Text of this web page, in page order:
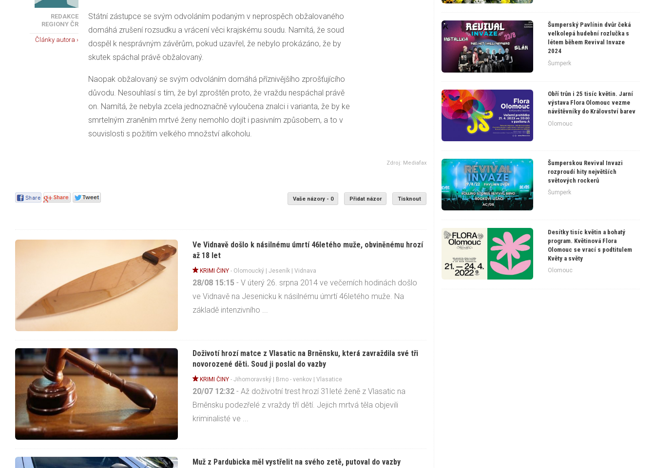
REDAKCE
REGIONY ČR
Články autora ›
Státní zástupce se svým odvoláním podaným v neprospěch obžalovaného
domáhá zrušení rozsudku a vrácení věci krajskému soudu. Namítá, že soud
dospěl k nesprávným závěrům, pokud uzavřel, že nebylo prokázáno, že by
skutek spáchal právě obžalovaný.
Naopak obžalovaný se svým odvoláním domáhá příznivějšího zprošťujícího
důvodu. Nesouhlasí s tím, že byl zproštěn proto, že vraždu nespáchal právě
on. Namítá, že nebyla zcela jednoznačně vyloučena znalci i varianta, že by ke
smrtelným zraněním mrtvé ženy nemohlo dojít i pasivním způsobem, a to v
souvislosti s požitím velkého množství alkoholu.
Zdroj: Mediafax
Vaše názory - 0 Přidat názor Tisknout
Ve Vidnavě došlo k násilnému úmrtí 46letého muže, obviněnému hrozí
až 18 let
KRIMI ČINY - Olomoucký |Jeseník | Vidnava
28/08 15:15 - V úterý 26. srpna 2014 ve večerních hodinách došlo
ve Vidnavě na Jesenicku k násilnému úmrtí 46letého muže. Na
základě intenzivního ...
Doživotí hrozí matce z Vlasatic na Brněnsku, která zavraždila své tři
novorozené děti. Soud ji poslal do vazby
KRIMI ČINY -Jihomoravský Brno - venkov | Vlasatice
20/07 12:32 - Až doživotní trest hrozí 31leté ženě z Vlasatic na
Brněnsku podezřelé z vraždy tří dětí. Jejich mrtvá těla objevili
kriminalisté ve ...
Muž z Pardubicka měl vystřelit na svého zetě, putoval do vazby
Šumperský Pavlínin dvůr čeká
velkolepá hudební rozlučka s
létem během Revival Invaze
2024
Šumperk
Obří trůn i 25 tisíc květin. Jarní
výstava Flora Olomouc vezme
návštěvníky do Království barev
Olomouc
Šumperskou Revival Invazi
rozproudí hity největších
světových rockerů
Šumperk
Desítky tisíc květin a bohatý
program. Květinová Flora
Olomouc se vrací s podtitulem
Květy a světy
Olomouc